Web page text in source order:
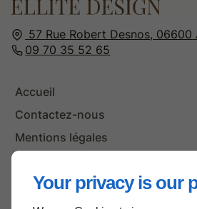
Your privacy is our
57 Rue Robert Desnos, 06600
09 70 35 52 65
Accueil
Contactez-nous
Mentions légales